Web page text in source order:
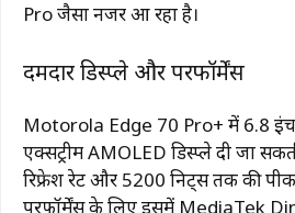
Pro जैसा नजर आ रहा है।
दमदार डिस्प्ले और परफॉर्मेंस
Motorola Edge 70 Pro+ में 6.8
एक्सट्रीम AMOLED डिस्प्ले दी जा
रिफ्रेश रेट और 5200 निट्स तक की पीक
परफॉर्मेंस के लिए इसमें MediaTek